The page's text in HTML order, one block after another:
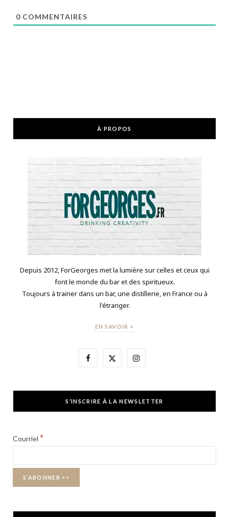
0 COMMENTAIRES
À PROPOS
Depuis 2012, ForGeorges met la lumière sur celles et ceux qui
font le monde du bar et des spiritueux.
Toujours à trainer dans un bar, une distillerie, en France ou à
l'étranger.
EN SAVOIR +
F
e
X
w
I
t
S’INSCRIRE À LA NEWSLETTER
Courriel *